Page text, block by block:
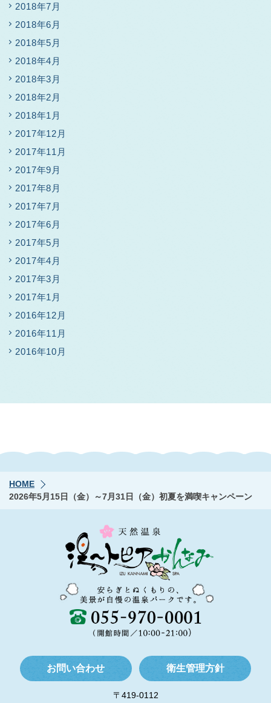
2018年7月
2018年6月
2018年5月
2018年4月
2018年3月
2018年2月
2018年1月
2017年12月
2017年11月
2017年9月
2017年8月
2017年7月
2017年6月
2017年5月
2017年4月
2017年3月
2017年1月
2016年12月
2016年11月
2016年10月
HOME
2026年5月15日（金）～7月31日（金）初夏を満喫キャンペーン
お問い合わせ 衛生管理方針
〒419-0112